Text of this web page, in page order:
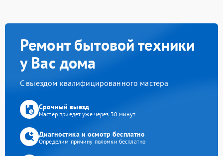
Ремонт бытовой техники
у Вас дома
С выездом квалифицированного мастера
Срочный выезд
Мастер приедет уже через 30 минут
Диагностика и осмотр бесплатно
Определим причину поломки бесплатно